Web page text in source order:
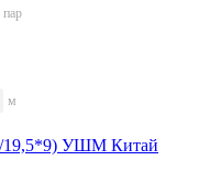
пар
м
19,5*9) УШМ Китай